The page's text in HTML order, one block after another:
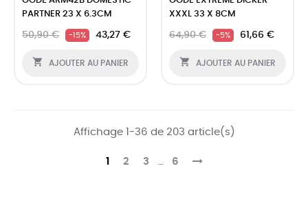
PARTNER 23 X 6.3CM
50,90 € -15% 43,27 €
 AJOUTER AU PANIER
XXXL 33 X 8CM
64,90 € -5% 61,66 €
 AJOUTER AU PANIER
Affichage 1-36 de 203 article(s)
1 2 3 … 6